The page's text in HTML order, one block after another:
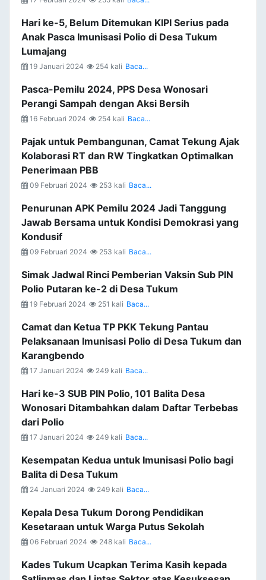
Hari ke-5, Belum Ditemukan KIPI Serius pada
Anak Pasca Imunisasi Polio di Desa Tukum
Lumajang
19 Januari 2024 254 kali Baca...
Pasca-Pemilu 2024, PPS Desa Wonosari
Perangi Sampah dengan Aksi Bersih
16 Februari 2024 254 kali Baca...
Pajak untuk Pembangunan, Camat Tekung Ajak
Kolaborasi RT dan RW Tingkatkan Optimalkan
Penerimaan PBB
09 Februari 2024 253 kali Baca...
Penurunan APK Pemilu 2024 Jadi Tanggung
Jawab Bersama untuk Kondisi Demokrasi yang
Kondusif
09 Februari 2024 253 kali Baca...
Simak Jadwal Rinci Pemberian Vaksin Sub PIN
Polio Putaran ke-2 di Desa Tukum
19 Februari 2024 251 kali Baca...
Camat dan Ketua TP PKK Tekung Pantau
Pelaksanaan Imunisasi Polio di Desa Tukum dan
Karangbendo
17 Januari 2024 249 kali Baca...
Hari ke-3 SUB PIN Polio, 101 Balita Desa
Wonosari Ditambahkan dalam Daftar Terbebas
dari Polio
17 Januari 2024 249 kali Baca...
Kesempatan Kedua untuk Imunisasi Polio bagi
Balita di Desa Tukum
24 Januari 2024 249 kali Baca...
Kepala Desa Tukum Dorong Pendidikan
Kesetaraan untuk Warga Putus Sekolah
06 Februari 2024 248 kali Baca...
Kades Tukum Ucapkan Terima Kasih kepada